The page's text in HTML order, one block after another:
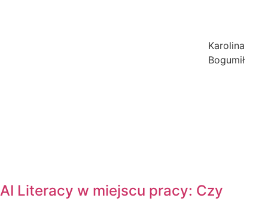
Karolina
Bogumił
AI Literacy w miejscu pracy: Czy